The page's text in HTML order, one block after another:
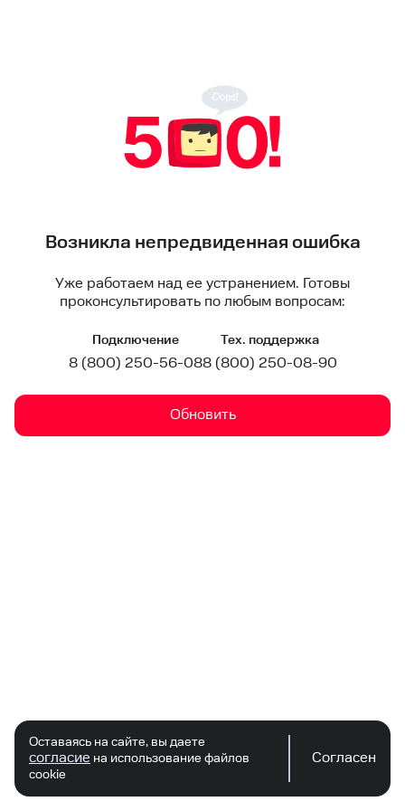
Возникла непредвиденная ошибка
Уже работаем над ее устранением. Готовы
проконсультировать по любым вопросам:
Подключение
8 (800) 250-56-08
Тех. поддержка
8 (800) 250-08-90
Обновить
Оставаясь на сайте, вы даете
согласие на использование файлов
cookie
Согласен